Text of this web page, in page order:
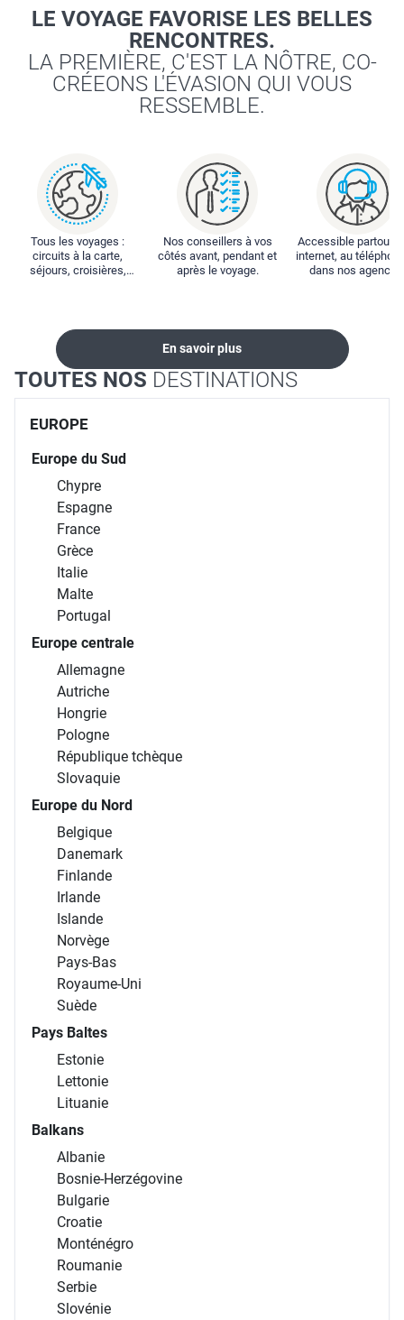
LE VOYAGE FAVORISE LES BELLES
RENCONTRES.
LA PREMIÈRE, C'EST LA NÔTRE, CO-
CRÉEONS L'ÉVASION QUI VOUS
RESSEMBLE.
Tous les voyages :
circuits à la carte,
séjours, croisières,
Nos conseillers à vos
côtés avant, pendant et
après le voyage.
Accessible partout :
internet, au
dans nos
En savoir plus
TOUTES NOS DESTINATIONS
EUROPE
Europe du Sud
Chypre
Espagne
France
Grèce
Italie
Malte
Portugal
Europe centrale
Allemagne
Autriche
Hongrie
Pologne
République tchèque
Slovaquie
Europe du Nord
Belgique
Danemark
Finlande
Irlande
Islande
Norvège
Pays-Bas
Royaume-Uni
Suède
Pays Baltes
Estonie
Lettonie
Lituanie
Balkans
Albanie
Bosnie-Herzégovine
Bulgarie
Croatie
Monténégro
Roumanie
Serbie
Slovénie